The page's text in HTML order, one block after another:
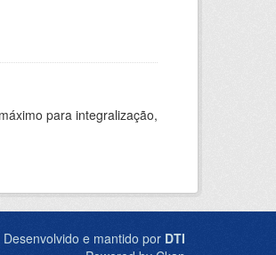
para integralização,
e mantido por DTI